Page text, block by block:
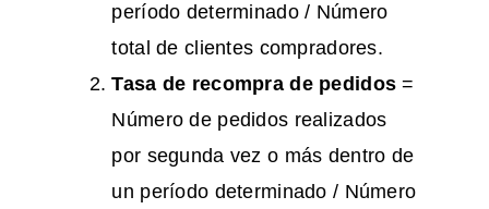
período determinado / Número
total de clientes compradores.
Tasa de recompra de pedidos =
Número de pedidos realizados
por segunda vez o más dentro de
un período determinado / Número